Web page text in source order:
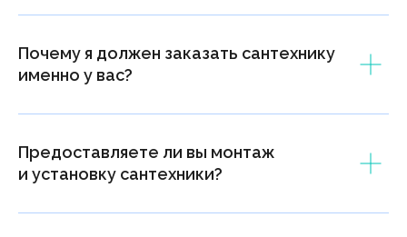
Почему я должен заказать сантехнику
имен но у вас?
Предоставляете ли вы монтаж
и установку сантехники?